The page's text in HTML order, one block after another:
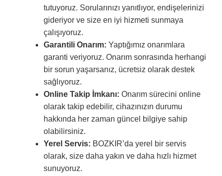
tutuyoruz. Sorularınızı yanıtlıyor, endişelerinizi
gideriyor ve size en iyi hizmeti sunmaya
çalışıyoruz.
Garantili Onarım: Yaptığımız onarımlara
garanti veriyoruz. Onarım sonrasında herhangi
bir sorun yaşarsanız, ücretsiz olarak destek
sağlıyoruz.
Online Takip İmkanı: Onarım sürecini online
olarak takip edebilir, cihazınızın durumu
hakkında her zaman güncel bilgiye sahip
olabilirsiniz.
Yerel Servis: BOZKIR’da yerel bir servis
olarak, size daha yakın ve daha hızlı hizmet
sunuyoruz.